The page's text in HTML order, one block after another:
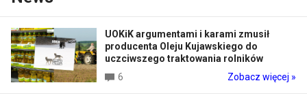
UOKiK argumentami i karami zmusił
producenta Oleju Kujawskiego do
uczciwszego traktowania rolników
6
Zobacz więcej »